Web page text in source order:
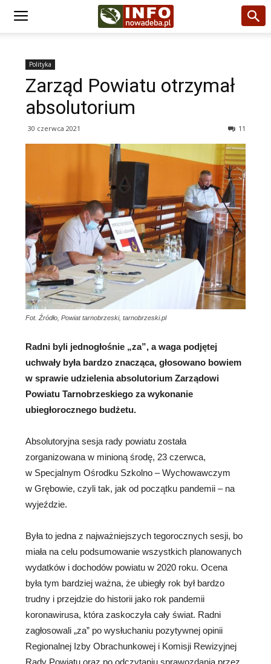
Polityka
Zarząd Powiatu otrzymał
absolutorium
30 czerwca 2021 11
Fot. Źródło, Powiat tarnobrzeski, tarnobrzeski.pl
Radni byli jednogłośnie „za”, a waga podjętej
uchwały była bardzo znacząca, głosowano bowiem
w sprawie udzielenia absolutorium Zarządowi
Powiatu Tarnobrzeskiego za wykonanie
ubiegłorocznego budżetu.
Absolutoryjna sesja rady powiatu została
zorganizowana w minioną środę, 23 czerwca,
w Specjalnym Ośrodku Szkolno – Wychowawczym
w Grębowie, czyli tak, jak od początku pandemii – na
wyjeździe.
Była to jedna z najważniejszych tegorocznych sesji, bo
miała na celu podsumowanie wszystkich planowanych
wydatków i dochodów powiatu w 2020 roku. Ocena
była tym bardziej ważna, że ubiegły rok był bardzo
trudny i przejdzie do historii jako rok pandemii
koronawirusa, która zaskoczyła cały świat. Radni
zagłosowali „za” po wysłuchaniu pozytywnej opinii
Regionalnej Izby Obrachunkowej i Komisji Rewizyjnej
Rady Powiatu oraz po odczytaniu sprawozdania przez